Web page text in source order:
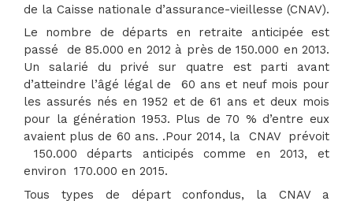
de la Caisse nationale d’assurance-vieillesse (CNAV).
Le nombre de départs en retraite anticipée est
passé de 85.000 en 2012 à près de 150.000 en 2013.
Un salarié du privé sur quatre est parti avant
d’atteindre l’âgé légal de 60 ans et neuf mois pour
les assurés nés en 1952 et de 61 ans et deux mois
pour la génération 1953. Plus de 70 % d’entre eux
avaient plus de 60 ans. .Pour 2014, la CNAV prévoit
150.000 départs anticipés comme en 2013, et
environ 170.000 en 2015.
Tous types de départ confondus, la CNAV a